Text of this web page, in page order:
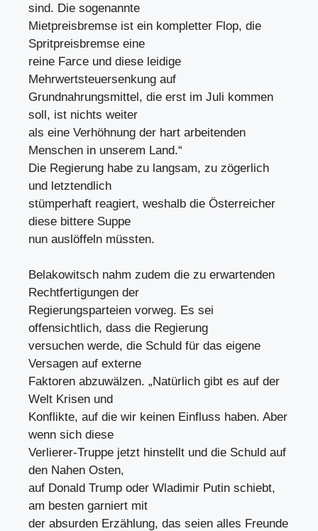
sind. Die sogenannte
Mietpreisbremse ist ein kompletter Flop, die
Spritpreisbremse eine
reine Farce und diese leidige
Mehrwertsteuersenkung auf
Grundnahrungsmittel, die erst im Juli kommen
soll, ist nichts weiter
als eine Verhöhnung der hart arbeitenden
Menschen in unserem Land.“
Die Regierung habe zu langsam, zu zögerlich
und letztendlich
stümperhaft reagiert, weshalb die Österreicher
diese bittere Suppe
nun auslöffeln müssten.
Belakowitsch nahm zudem die zu erwartenden
Rechtfertigungen der
Regierungsparteien vorweg. Es sei
offensichtlich, dass die Regierung
versuchen werde, die Schuld für das eigene
Versagen auf externe
Faktoren abzuwälzen. „Natürlich gibt es auf der
Welt Krisen und
Konflikte, auf die wir keinen Einfluss haben. Aber
wenn sich diese
Verlierer-Truppe jetzt hinstellt und die Schuld auf
den Nahen Osten,
auf Donald Trump oder Wladimir Putin schiebt,
am besten garniert mit
der absurden Erzählung, das seien alles Freunde